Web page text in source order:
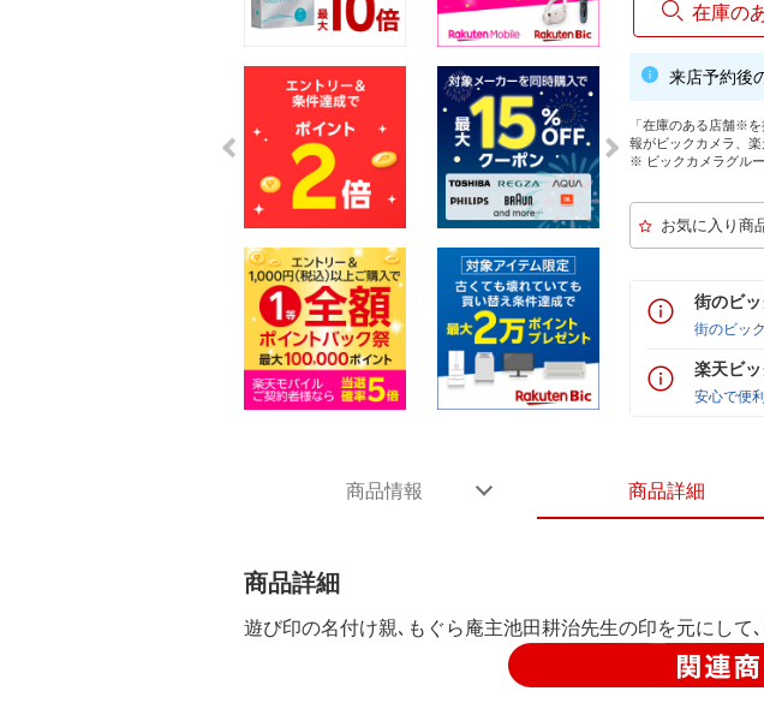
在庫の
来店予約後
「在庫のある店舗※
報がビックカメラ、
※ ビックカメラグル
街のビ
街のビッ
楽天ビ
安心で便
商品情報 商品詳細
商品詳細
遊び印の名付け親､もぐら庵主池田耕治先生の印を元にして